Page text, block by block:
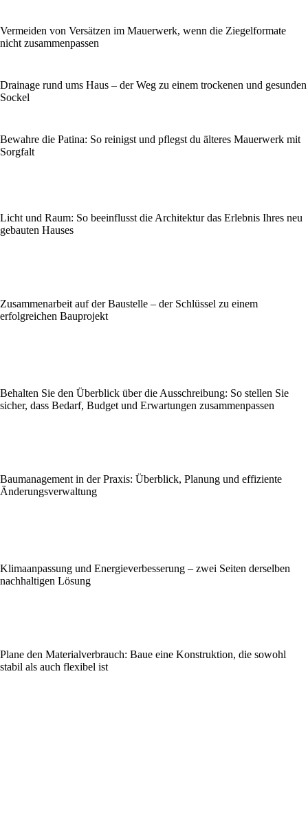
Vermeiden von Versätzen im Mauerwerk, wenn die Ziegelformate
nicht zusammenpassen
Drainage rund ums Haus – der Weg zu einem trockenen und gesunden
Sockel
Bewahre die Patina: So reinigst und pflegst du älteres Mauerwerk mit
Sorgfalt
Licht und Raum: So beeinflusst die Architektur das Erlebnis Ihres neu
gebauten Hauses
Zusammenarbeit auf der Baustelle – der Schlüssel zu einem
erfolgreichen Bauprojekt
Behalten Sie den Überblick über die Ausschreibung: So stellen Sie
sicher, dass Bedarf, Budget und Erwartungen zusammenpassen
Baumanagement in der Praxis: Überblick, Planung und effiziente
Änderungsverwaltung
Klimaanpassung und Energieverbesserung – zwei Seiten derselben
nachhaltigen Lösung
Plane den Materialverbrauch: Baue eine Konstruktion, die sowohl
stabil als auch flexibel ist